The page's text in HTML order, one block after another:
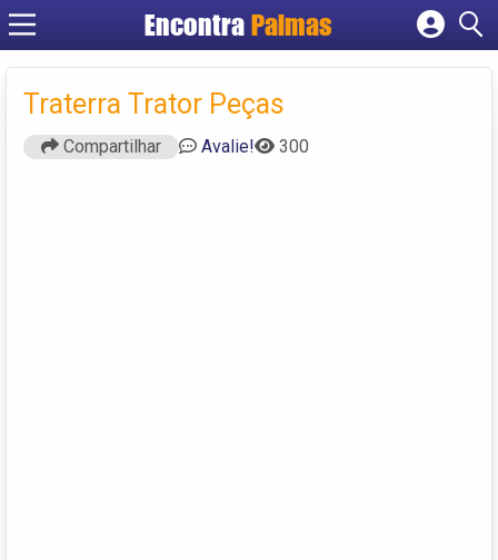
Encontra Palmas
Cadastrar empresa
Criar conta
Traterra Trator Peças
Compartilhar Avalie! 300